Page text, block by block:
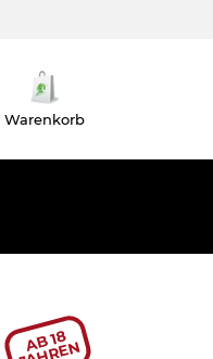
Warenkorb
AB 18